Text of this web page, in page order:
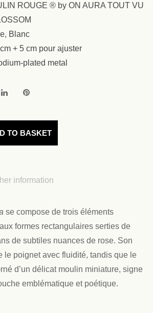
ROUGE ® by ON AURA TOUT VU
Blanc
+ 5 cm pour ajuster
plated metal
TO BASKET
information
se compose de trois éléments
formes rectangulaires serties de
de subtiles nuances de rose. Son
le poignet avec fluidité, tandis que le
d’un délicat moulin miniature, signe
emblématique et poétique.